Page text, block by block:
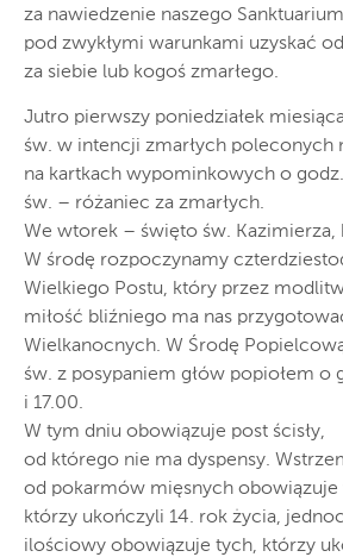
za nawiedzenie naszego
pod zwykłymi warunkami uzyskać
za siebie lub kogoś zmarłego.
Jutro pierwszy poniedziałek
św. w intencji zmarłych
na kartkach wypominkowych o
św. – różaniec za zmarłych.
We wtorek – święto św. Kazimierza,
W środę rozpoczynamy
Wielkiego Postu, który przez
miłość bliźniego ma nas
Wielkanocnych. W Środę
św. z posypaniem głów popiołem o
i 17.00.
W tym dniu obowiązuje post ścisły,
od którego nie ma dyspensy.
od pokarmów mięsnych obowiązuje
którzy ukończyli 14. rok życia,
ilościowy obowiązuje tych, którzy